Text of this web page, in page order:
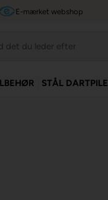
E-mærket webshop
STÅL DARTPILE